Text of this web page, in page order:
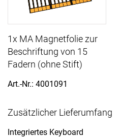
1x MA Magnetfolie zur
Beschriftung von 15
Fadern (ohne Stift)
Art.-Nr.: 4001091
Zusätzlicher Lieferumfang
Integriertes Keyboard